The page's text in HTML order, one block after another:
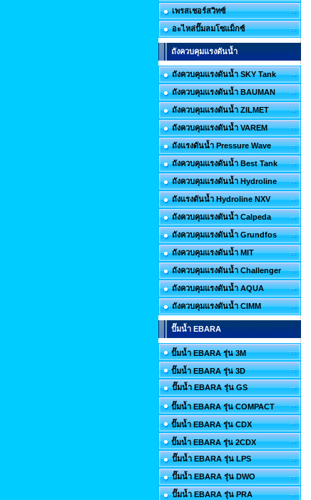
เพรสเชอร์สวิทซ์
อะไหล่ปั๊มลมโซแม็กซ์
ถังควบคุมแรงดันน้ำ
ถังควบคุมแรงดันน้ำ SKY Tank
ถังควบคุมแรงดันน้ำ BAUMAN
ถังควบคุมแรงดันน้ำ ZILMET
ถังควบคุมแรงดันน้ำ VAREM
ถังแรงดันน้ำ Pressure Wave
ถังควบคุมแรงดันน้ำ Best Tank
ถังควบคุมแรงดันน้ำ Hydroline
ถังแรงดันน้ำ Hydroline NXV
ถังควบคุมแรงดันน้ำ Calpeda
ถังควบคุมแรงดันน้ำ Grundfos
ถังควบคุมแรงดันน้ำ MIT
ถังควบคุมแรงดันน้ำ Challenger
ถังควบคุมแรงดันน้ำ AQUA
ถังควบคุมแรงดันน้ำ CIMM
ปั๊มน้ำ EBARA
ปั๊มน้ำ EBARA รุ่น 3M
ปั๊มน้ำ EBARA รุ่น 3D
ปั๊มน้ำ EBARA รุ่น GS
ปั๊มน้ำ EBARA รุ่น COMPACT
ปั๊มน้ำ EBARA รุ่น CDX
ปั๊มน้ำ EBARA รุ่น 2CDX
ปั๊มน้ำ EBARA รุ่น LPS
ปั๊มน้ำ EBARA รุ่น DWO
ปั๊มน้ำ EBARA รุ่น PRA